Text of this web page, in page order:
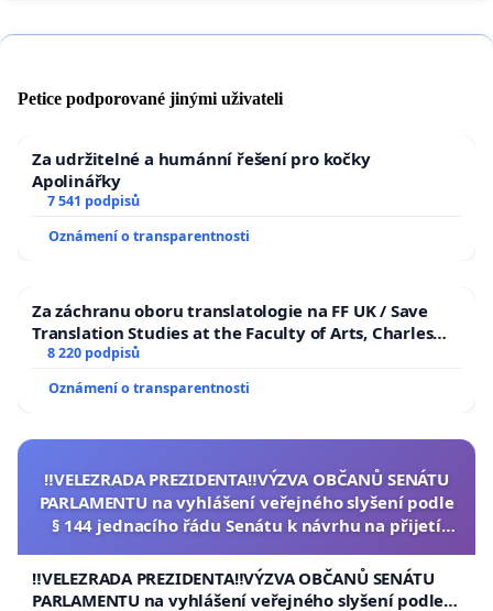
Petice podporované jinými uživateli
Za udržitelné a humánní řešení pro kočky
Apolinářky
7 541 podpisů
Oznámení o transparentnosti
Za záchranu oboru translatologie na FF UK / Save
Translation Studies at the Faculty of Arts, Charles
University
8 220 podpisů
Oznámení o transparentnosti
‼️VELEZRADA PREZIDENTA‼️VÝZVA OBČANŮ SENÁTU
PARLAMENTU na vyhlášení veřejného slyšení podle
§ 144 jednacího řádu Senátu k návrhu na přijetí
republiky
‼️VELEZRADA PREZIDENTA‼️VÝZVA OBČANŮ SENÁTU
PARLAMENTU na vyhlášení veřejného slyšení podle §